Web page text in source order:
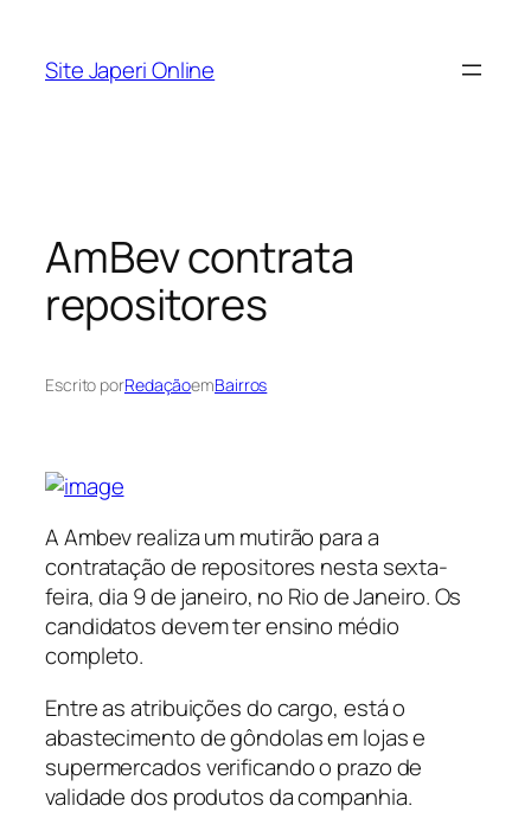
Site Japeri Online
AmBev contrata
repositores
Escrito porRedaçãoemBairros
A Ambev realiza um mutirão para a
contratação de repositores nesta sexta-
feira, dia 9 de janeiro, no Rio de Janeiro. Os
candidatos devem ter ensino médio
completo.
Entre as atribuições do cargo, está o
abastecimento de gôndolas em lojas e
supermercados verificando o prazo de
validade dos produtos da companhia.